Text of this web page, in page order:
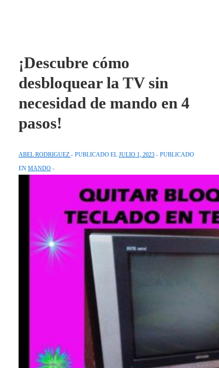
¡Descubre cómo
desbloquear la TV sin
necesidad de mando en 4
pasos!
ABEL RODRIGUEZ PUBLICADO EL JULIO 1, 2023
PUBLICADO
EN MANDO